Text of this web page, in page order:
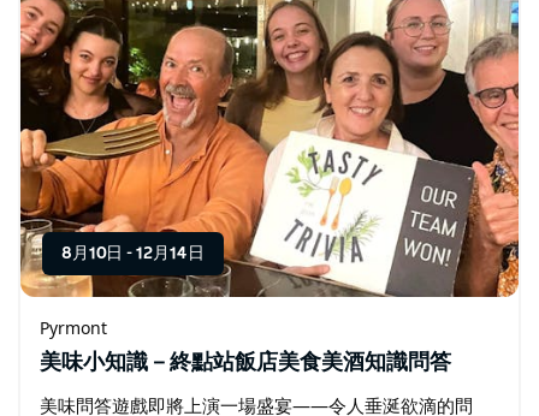
8月10日 - 12月14日
Pyrmont
美味小知識－終點站飯店美食美酒知識問答
美味問答遊戲即將上演一場盛宴——令人垂涎欲滴的問